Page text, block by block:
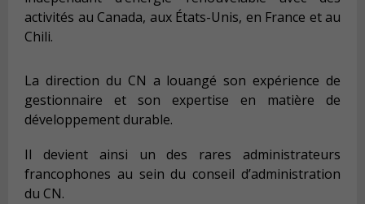
activités au Canada, aux États-Unis, en France et au
Chili.
La direction du CN a louangé son expérience de
gestionnaire et son expertise en matière de
développement durable.
Il devient ainsi un des rares administrateurs
francophones au sein du conseil d’administration
du CN.